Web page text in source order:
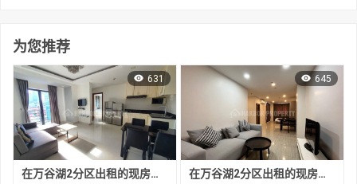
为您推荐
631
在万谷湖2分区出租的现房公寓
645
在万谷湖2分区出租的现房公寓